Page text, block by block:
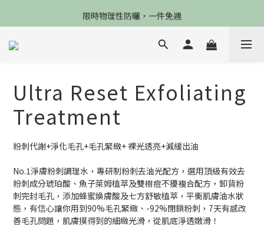
限4天，任選兩件88折，最高再贈$2800
限時物理性防曬，一件免運
加入會員立德$100購物金
Ultra Reset Exfoliating
Treatment
粉刺代謝+淨化毛孔+毛孔緊緻+ 裸光透亮+減緩出油
No.1淨膚粉刺調理水，專研制粉刺去油光配方，選用頂級有效去
粉刺成分琥珀酸、魚子萊姆植萃及雙樹痘不擾複合配方，卸貨粉
刺完封毛孔，添加蜂蜜煥膚酸及七方舒敏植萃，平衡肌膚油水狀
態，有信心讓你用到90%毛孔緊緻、-92%閉鎖粉刺，7天有感改
善毛孔問題，肌膚摸得到的細緻光滑，從肌底淨透嫩滑！